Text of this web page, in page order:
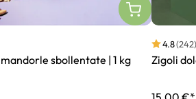
sbollentate | 1 kg
4.8(242)
Zigoli